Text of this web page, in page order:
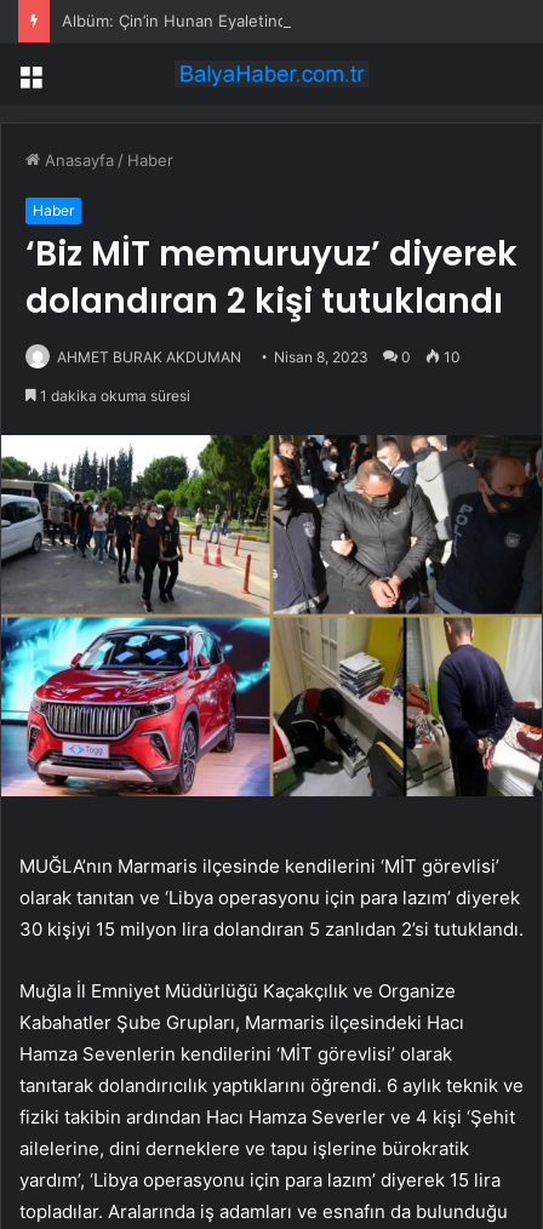
Menü
Anasayfa / Haber
Haber
‘Biz MİT memuruyuz’ diyerek
dolandıran 2 kişi tutuklandı
AHMET BURAK AKDUMAN Nisan 8, 2023 0 10
1 dakika okuma süresi
MUĞLA’nın Marmaris ilçesinde kendilerini ‘MİT görevlisi’
olarak tanıtan ve ‘Libya operasyonu için para lazım’ diyerek
30 kişiyi 15 milyon lira dolandıran 5 zanlıdan 2’si tutuklandı.
Muğla İl Emniyet Müdürlüğü Kaçakçılık ve Organize
Kabahatler Şube Grupları, Marmaris ilçesindeki Hacı
Hamza Sevenlerin kendilerini ‘MİT görevlisi’ olarak
tanıtarak dolandırıcılık yaptıklarını öğrendi. 6 aylık teknik ve
fiziki takibin ardından Hacı Hamza Severler ve 4 kişi ‘Şehit
ailelerine, dini derneklere ve tapu işlerine bürokratik
yardım’, ‘Libya operasyonu için para lazım’ diyerek 15 lira
topladılar. Aralarında iş adamları ve esnafın da bulunduğu